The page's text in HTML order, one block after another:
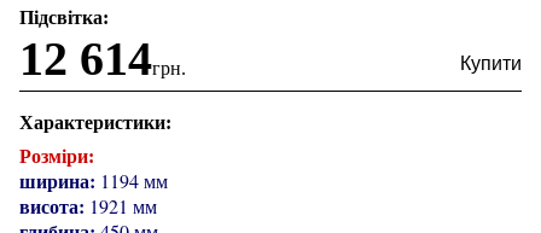
Підсвітка:
12 614грн.
Характеристики:
Розміри:
ширина: 1194 мм
висота: 1921 мм